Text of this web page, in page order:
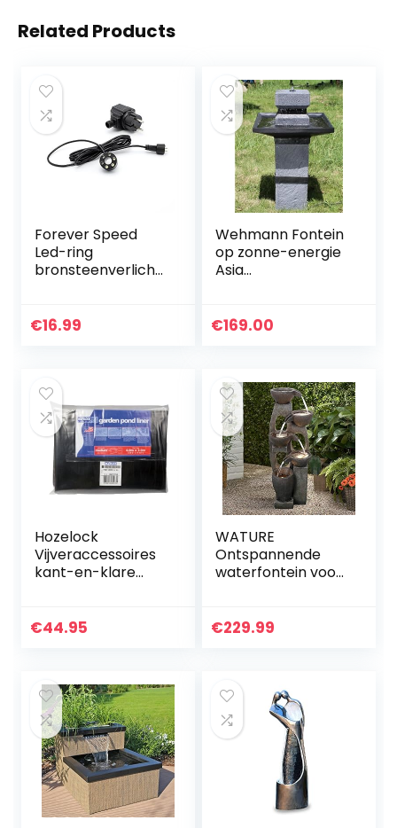
Related Products
Forever Speed
Led-ring
bronsteenverlichti
,waterfontein,
€16.99
Wehmann Fontein
op zonne-energie
Asia
complete set voor
€169.00
Hozelock
Vijveraccessoires
kant-en-klare
€44.95
WATURE
Ontspannende
waterfontein voor
fontein,
€229.99